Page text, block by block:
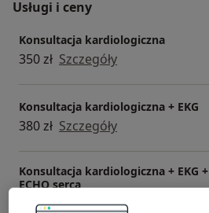
Usługi i ceny
Konsultacja kardiologiczna
350 zł Szczegóły
Konsultacja kardiologiczna + EKG
380 zł Szczegóły
Konsultacja kardiologiczna + EKG +
ECHO serca
500 zł Szczegóły